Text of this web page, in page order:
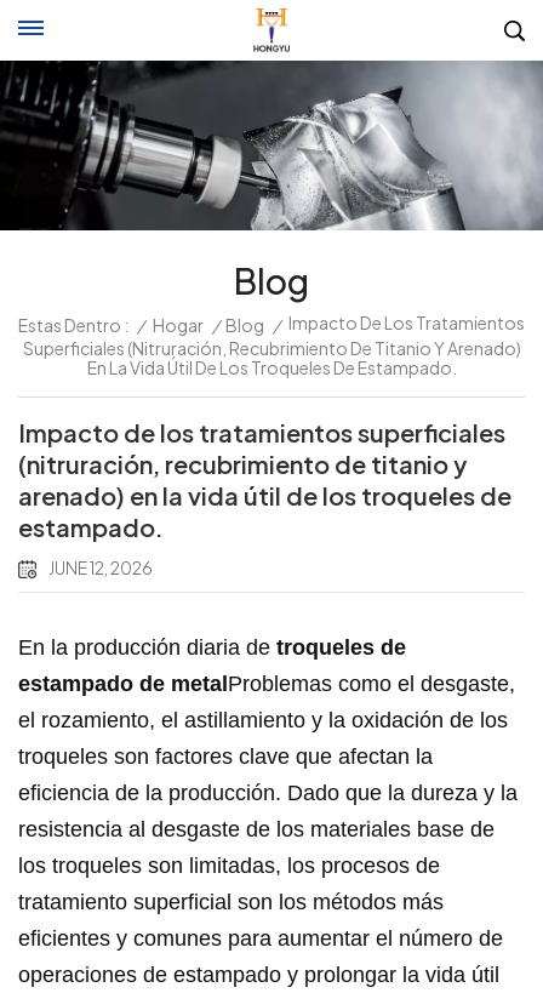
Blog
Estas Dentro : / Hogar / Blog / Impacto De Los Tratamientos
Superficiales (nitruración, Recubrimiento De Titanio Y Arenado)
En La Vida Útil De Los Troqueles De Estampado.
Impacto de los tratamientos superficiales
(nitruración, recubrimiento de titanio y
arenado) en la vida útil de los troqueles de
estampado.
JUNE 12, 2026
En la producción diaria de troqueles de
estampado de metal Problemas como el desgaste,
el rozamiento, el astillamiento y la oxidación de los
troqueles son factores clave que afectan la
eficiencia de la producción. Dado que la dureza y la
resistencia al desgaste de los materiales base de
los troqueles son limitadas, los procesos de
tratamiento superficial son los métodos más
eficientes y comunes para aumentar el número de
operaciones de estampado y prolongar la vida útil